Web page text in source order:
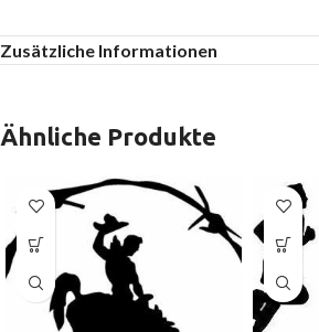
Zusätzliche Informationen
Ähnliche Produkte